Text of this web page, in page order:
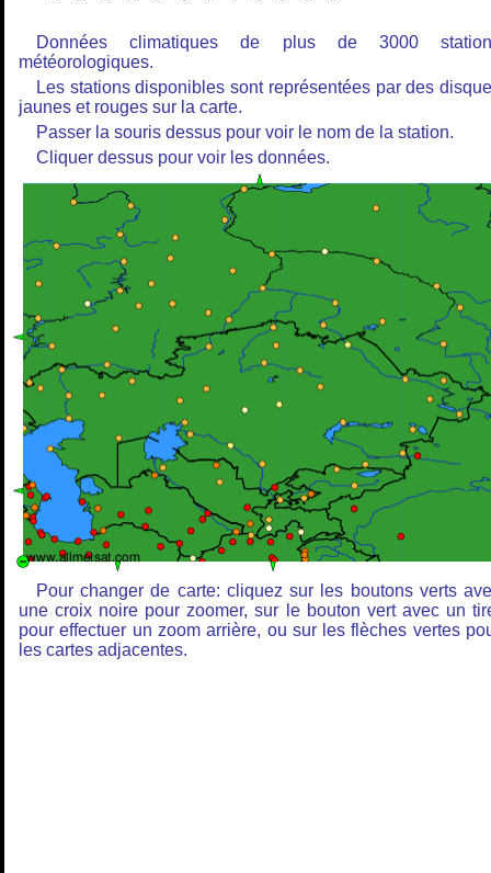
Données climatiques de plus de 3000
météorologiques.
Les stations disponibles sont représentées par des
jaunes et rouges sur la carte.
Passer la souris dessus pour voir le nom de la station.
Cliquer dessus pour voir les données.
Pour changer de carte: cliquez sur les boutons verts
une croix noire pour zoomer, sur le bouton vert avec un
pour effectuer un zoom arrière, ou sur les flèches vertes
les cartes adjacentes.